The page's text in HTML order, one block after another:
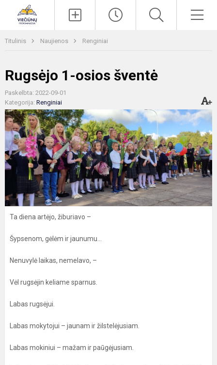
Titulinis Naujienos Renginiai
Rugsėjo 1-osios šventė
Paskelbta: 2022-09-01
Kategorija: Renginiai
Ta diena artėjo, žiburiavo –
Šypsenom, gėlėm ir jaunumu...
Nenuvylė laikas, nemelavo, –
Vėl rugsėjin keliame sparnus.
Labas rugsėjui.
Labas mokytojui – jaunam ir žilstelėjusiam.
Labas mokiniui – mažam ir paūgėjusiam.